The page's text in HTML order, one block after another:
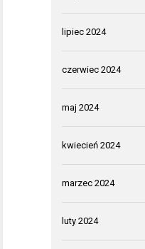
lipiec 2024
czerwiec 2024
maj 2024
kwiecień 2024
marzec 2024
luty 2024